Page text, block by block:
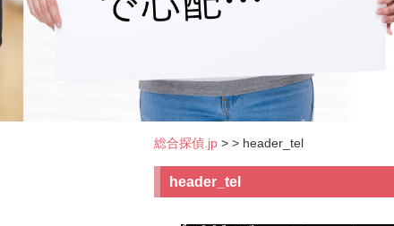
総合探偵.jp > > header_tel
header_tel